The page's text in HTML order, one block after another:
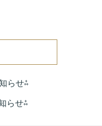
らせ⁂
らせ⁂